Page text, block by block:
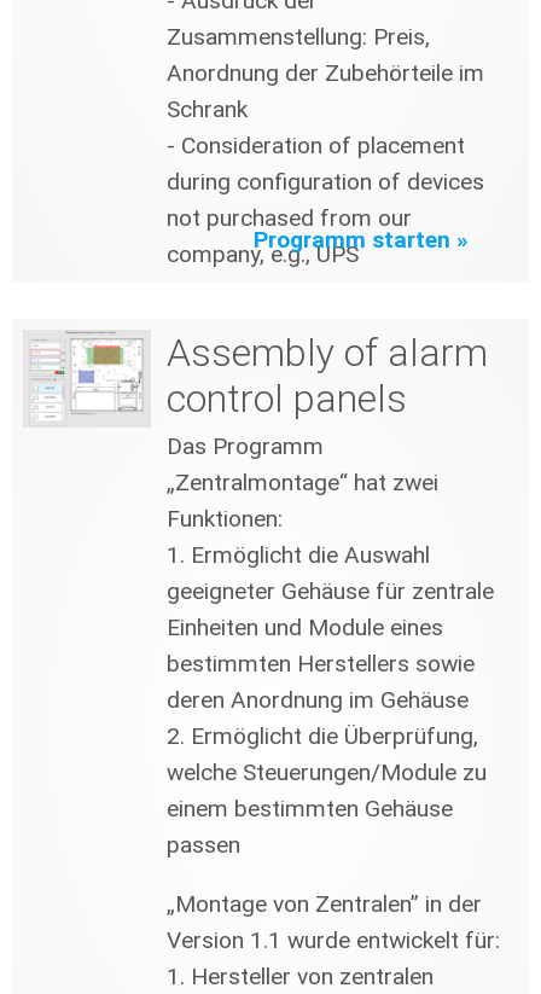
Zusammenstellung: Preis,
Anordnung der Zubehörteile im
Schrank
- Consideration of placement
during configuration of devices
not purchased from our
company, e.g., UPS
Programm starten »
Assembly of alarm
control panels
Das Programm
„Zentralmontage“ hat zwei
Funktionen:
1. Ermöglicht die Auswahl
geeigneter Gehäuse für zentrale
Einheiten und Module eines
bestimmten Herstellers sowie
deren Anordnung im Gehäuse
2. Ermöglicht die Überprüfung,
welche Steuerungen/Module zu
einem bestimmten Gehäuse
passen
„Montage von Zentralen” in der
Version 1.1 wurde entwickelt für:
1. Hersteller von zentralen